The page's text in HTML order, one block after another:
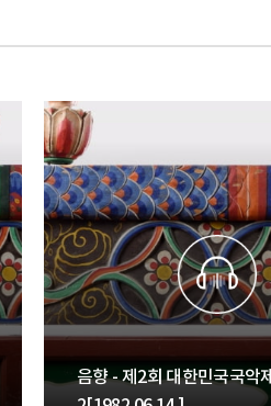
음향 - 제2회 대한민국국악제